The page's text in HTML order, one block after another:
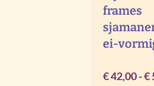
frames
ei-
€42,00-€